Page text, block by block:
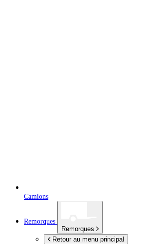
Camions
Remorques
Remorques
Retour au menu principal